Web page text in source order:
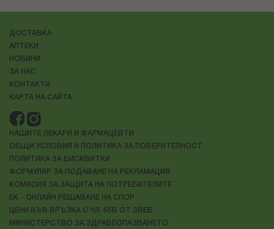
ДОСТАВКА
АПТЕКИ
НОВИНИ
ЗА НАС
КОНТАКТИ
КАРТА НА САЙТА
НАШИТЕ ЛЕКАРИ И ФАРМАЦЕВТИ
ОБЩИ УСЛОВИЯ И ПОЛИТИКА ЗА ПОВЕРИТЕЛНОСТ
ПОЛИТИКА ЗА БИСКВИТКИ
ФОРМУЛЯР ЗА ПОДАВАНЕ НА РЕКЛАМАЦИЯ
КОМИСИЯ ЗА ЗАЩИТА НА ПОТРЕБИТЕЛИТЕ
ЕК - ОНЛАЙН РЕШАВАНЕ НА СПОР
ЦЕНИ ВЪВ ВРЪЗКА С ЧЛ. 55Б ОТ ЗВЕБ
МИНИСТЕРСТВО ЗА ЗДРАВЕОПАЗВАНЕТО